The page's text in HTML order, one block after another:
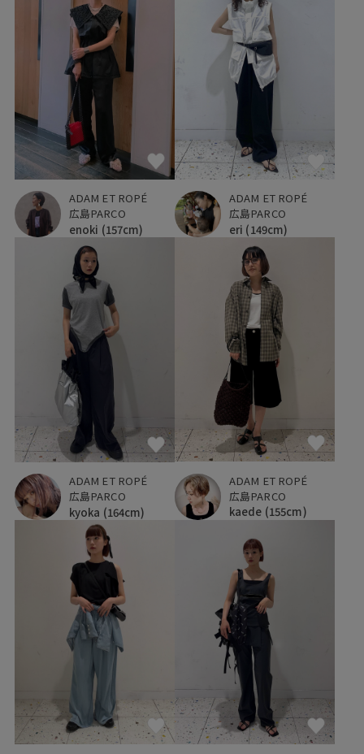
ADAM ET ROPÉ
広島PARCO
enoki (157cm)
ADAM ET ROPÉ
広島PARCO
eri (149cm)
ADAM ET ROPÉ
広島PARCO
kyoka (164cm)
ADAM ET ROPÉ
広島PARCO
kaede (155cm)